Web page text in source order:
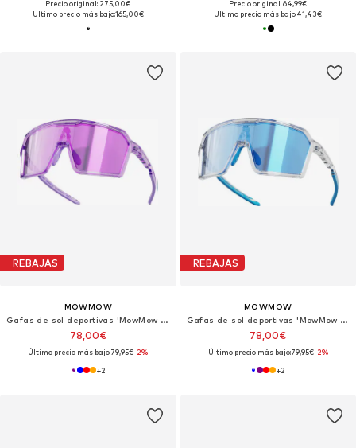
Precio original: 275,00€
Último precio más bajo:165,00€
Precio original: 64,99€
Último precio más bajo:41,43€
REBAJAS
MOWMOW
Gafas de sol deportivas 'MowMow Wizard Sunglasses - Sports Glasses - Photochromic Lens - Men - Women'
78,00€
Último precio más bajo:79,95€-2%
+2
REBAJAS
MOWMOW
Gafas de sol deportivas 'MowMow Wizard Sunglasses - Sports Glasses - Photochromic Lens - Men - Women'
78,00€
Último precio más bajo:79,95€-2%
+2